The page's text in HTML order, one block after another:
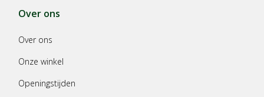
Over ons
Over ons
Onze winkel
Openingstijden